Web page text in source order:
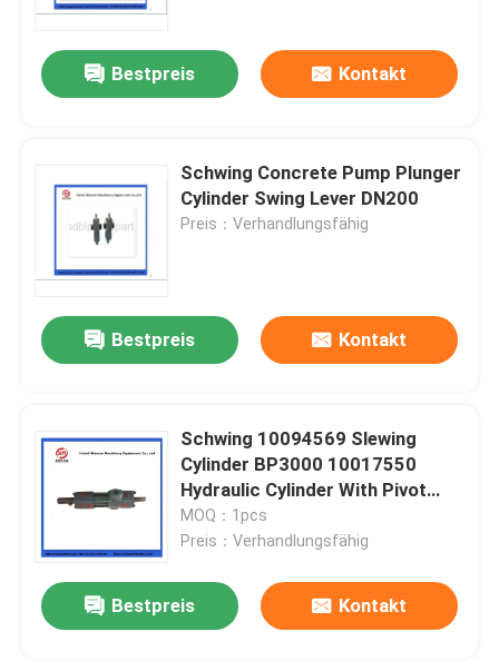
Startseite
Videos
Über uns
Fabrik Tour
Bestpreis Kontakt
Schwing Concrete Pump Plunger
Cylinder Swing Lever DN200
Preis：Verhandlungsfähig
Bestpreis Kontakt
Schwing 10094569 Slewing
Cylinder BP3000 10017550
Hydraulic Cylinder With Pivot
BP2000
MOQ：1pcs
Preis：Verhandlungsfähig
Bestpreis Kontakt